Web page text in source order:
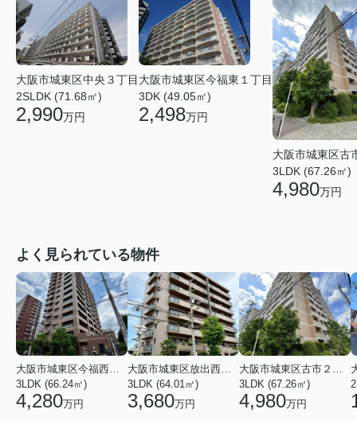
大阪市城東区中央３丁目
2SLDK (71.68㎡)
2,990万円
大阪市城東区今福東１丁目
3DK (49.05㎡)
2,498万円
大阪市城東区古
3LDK (67.26㎡)
4,980万円
よく見られている物件
大阪市城東区今福西６丁目
3LDK (66.24㎡)
4,280万円
大阪市城東区放出西１丁目
3LDK (64.01㎡)
3,680万円
大阪市城東区古市２丁目
3LDK (67.26㎡)
4,980万円